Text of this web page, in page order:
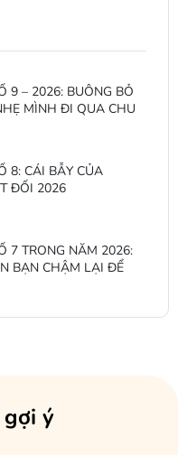
9 – 2026: BUÔNG BỎ
MÌNH ĐI QUA CHU
8: CÁI BẪY CỦA
ĐỐI 2026
7 TRONG NĂM 2026:
BẠN CHẬM LẠI ĐỂ
gợi ý